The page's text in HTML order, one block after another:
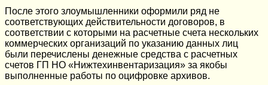
После этого злоумышленники оформили ряд не
соответствующих действительности договоров, в
соответствии с которыми на расчетные счета нескольких
коммерческих организаций по указанию данных лиц
были перечислены денежные средства с расчетных
счетов ГП НО «Нижтехинвентаризация» за якобы
выполненные работы по оцифровке архивов.